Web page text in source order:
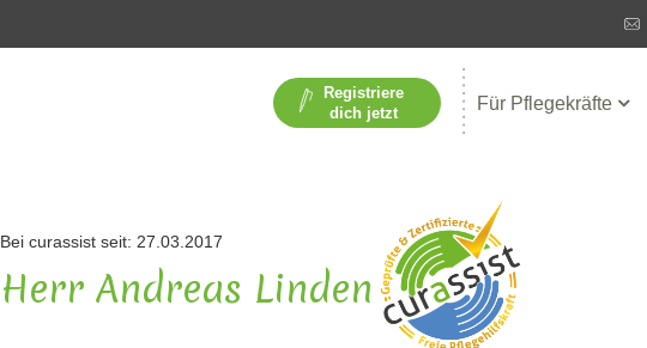
Für Pflegekräfte
Registriere
dich jetzt
Bei curassist seit: 27.03.2017
Herr Andreas Linden